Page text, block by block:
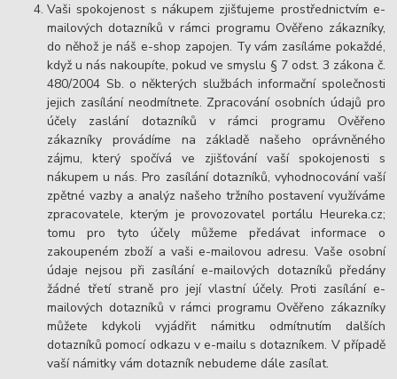
Vaši spokojenost s nákupem zjišťujeme prostřednictvím e-
mailových dotazníků v rámci programu Ověřeno zákazníky,
do něhož je náš e-shop zapojen. Ty vám zasíláme pokaždé,
když u nás nakoupíte, pokud ve smyslu § 7 odst. 3 zákona č.
480/2004 Sb. o některých službách informační společnosti
jejich zasílání neodmítnete. Zpracování osobních údajů pro
účely zaslání dotazníků v rámci programu Ověřeno
zákazníky provádíme na základě našeho oprávněného
zájmu, který spočívá ve zjišťování vaší spokojenosti s
nákupem u nás. Pro zasílání dotazníků, vyhodnocování vaší
zpětné vazby a analýz našeho tržního postavení využíváme
zpracovatele, kterým je provozovatel portálu Heureka.cz;
tomu pro tyto účely můžeme předávat informace o
zakoupeném zboží a vaši e-mailovou adresu. Vaše osobní
údaje nejsou při zasílání e-mailových dotazníků předány
žádné třetí straně pro její vlastní účely. Proti zasílání e-
mailových dotazníků v rámci programu Ověřeno zákazníky
můžete kdykoli vyjádřit námitku odmítnutím dalších
dotazníků pomocí odkazu v e-mailu s dotazníkem. V případě
vaší námitky vám dotazník nebudeme dále zasílat.